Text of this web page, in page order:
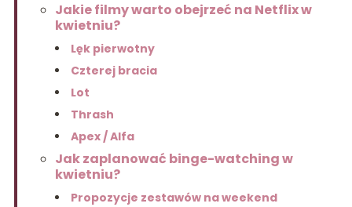
Jakie filmy warto obejrzeć na Netflix w
kwietniu?
Lęk pierwotny
Czterej bracia
Lot
Thrash
Apex / Alfa
Jak zaplanować binge-watching w
kwietniu?
Propozycje zestawów na weekend